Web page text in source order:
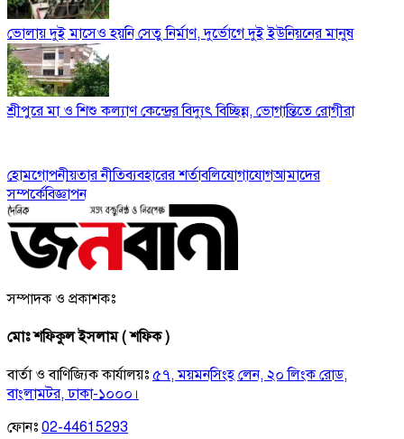
ভোলায় দুই মাসেও হয়নি সেতু নির্মাণ, দুর্ভোগে দুই ইউনিয়নের মানুষ
শ্রীপুরে মা ও শিশু কল্যাণ কেন্দ্রের বিদ্যুৎ বিচ্ছিন্ন, ভোগান্তিতে রোগীরা
হোমগোপনীয়তার নীতিব্যবহারের শর্তাবলিযোগাযোগআমাদের
সম্পর্কেবিজ্ঞাপন
সম্পাদক ও প্রকাশকঃ
মোঃ শফিকুল ইসলাম ( শফিক )
বার্তা ও বাণিজ্যিক কার্যালয়ঃ ৫৭, ময়মনসিংহ লেন, ২০ লিংক রোড,
বাংলামটর, ঢাকা-১০০০।
ফোনঃ 02-44615293